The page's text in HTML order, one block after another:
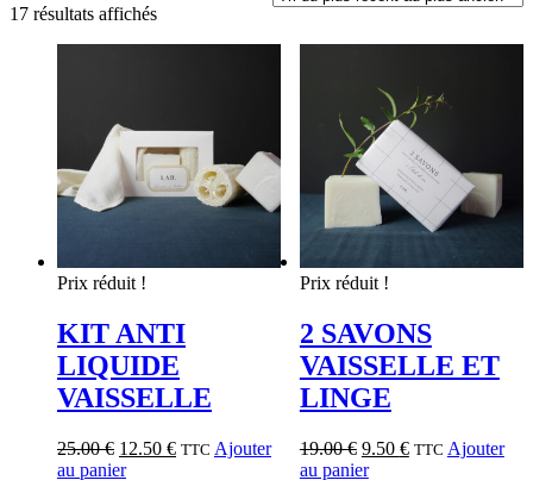
17 résultats affichés
Prix réduit !
KIT ANTI
LIQUIDE
VAISSELLE
25.00€ 12.50 € TTC Ajouter
au panier
Prix réduit !
2 SAVONS
VAISSELLE ET
LINGE
19.00€ 9.50 € TTC Ajouter
au panier